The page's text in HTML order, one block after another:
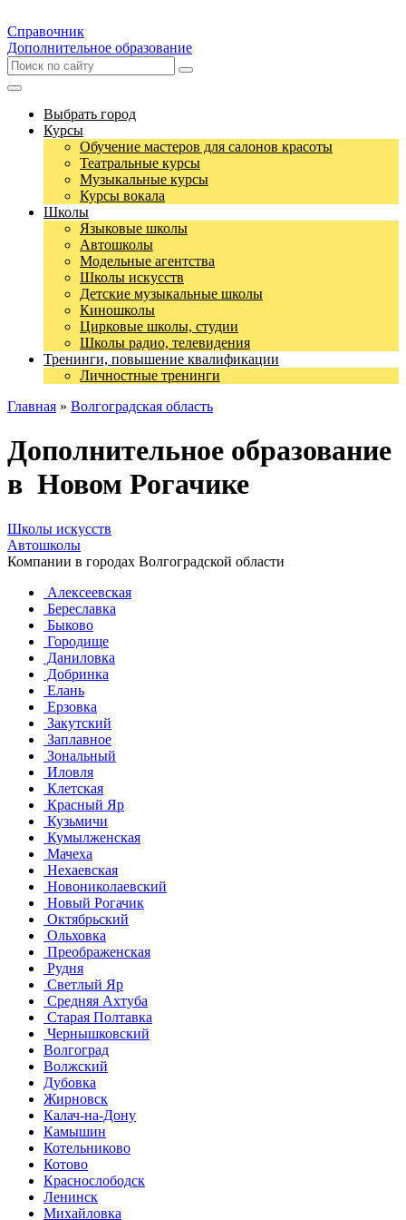
Справочник
Дополнительное образование
Выбрать город
Курсы
Обучение мастеров для салонов красоты
Театральные курсы
Музыкальные курсы
Курсы вокала
Школы
Языковые школы
Автошколы
Модельные агентства
Школы искусств
Детские музыкальные школы
Киношколы
Цирковые школы, студии
Школы радио, телевидения
Тренинги, повышение квалификации
Личностные тренинги
Главная » Волгоградская область
Дополнительное образование
в Новом Рогачике
Школы искусств
Автошколы
Компании в городах Волгоградской области
Алексеевская
Береславка
Быково
Городище
Даниловка
Добринка
Елань
Ерзовка
Закутский
Заплавное
Зональный
Иловля
Клетская
Красный Яр
Кузьмичи
Кумылженская
Мачеха
Нехаевская
Новониколаевский
Новый Рогачик
Октябрьский
Ольховка
Преображенская
Рудня
Светлый Яр
Средняя Ахтуба
Старая Полтавка
Чернышковский
Волгоград
Волжский
Дубовка
Жирновск
Калач-на-Дону
Камышин
Котельниково
Котово
Краснослободск
Ленинск
Михайловка